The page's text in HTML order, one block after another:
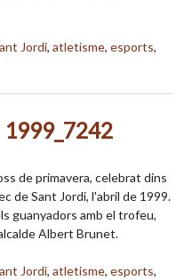
Jordi, atletisme, esports,
de primavera, celebrat dins
de Sant Jordi, l'abril de 1999.
guanyadors amb el trofeu,
Albert Brunet.
Jordi, atletisme, esports,